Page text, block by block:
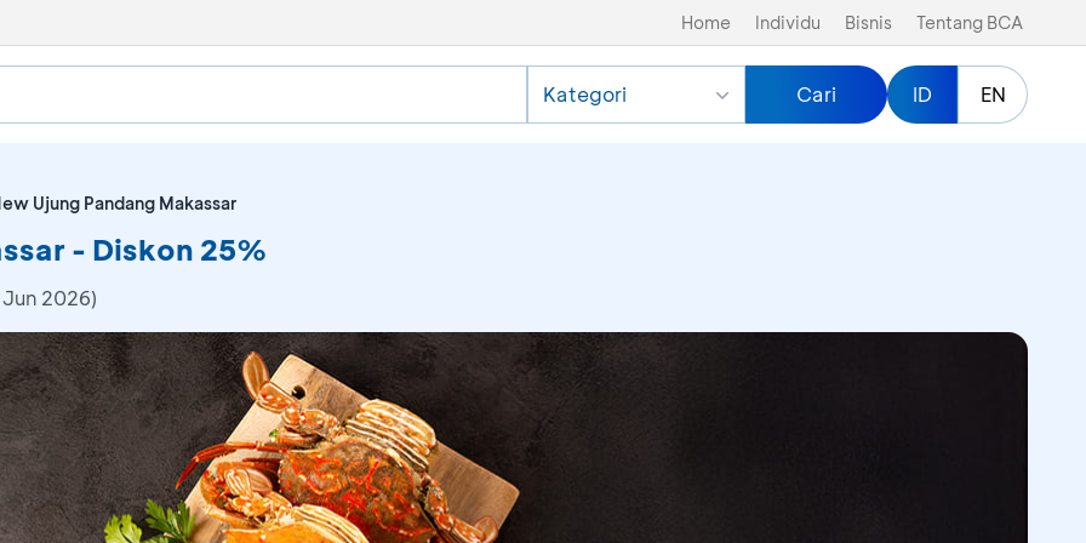
Home Individu Bisnis Tentang BCA
Kategori Cari ID EN
Ujung Pandang Makassar
- Diskon 25%
2026)